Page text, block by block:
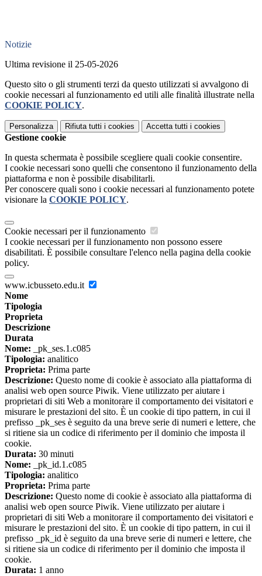
Notizie
Ultima revisione il 25-05-2026
Questo sito o gli strumenti terzi da questo utilizzati si avvalgono di
cookie necessari al funzionamento ed utili alle finalità illustrate nella
COOKIE POLICY.
Personalizza Rifiuta tutti i cookies Accetta tutti i cookies
Gestione cookie
In questa schermata è possibile scegliere quali cookie consentire.
I cookie necessari sono quelli che consentono il funzionamento della
piattaforma e non è possibile disabilitarli.
Per conoscere quali sono i cookie necessari al funzionamento potete
visionare la COOKIE POLICY.
Cookie necessari per il funzionamento
I cookie necessari per il funzionamento non possono essere
disabilitati. È possibile consultare l'elenco nella pagina della cookie
policy.
www.icbusseto.edu.it
Nome
Tipologia
Proprieta
Descrizione
Durata
Nome: _pk_ses.1.c085
Tipologia: analitico
Proprieta: Prima parte
Descrizione: Questo nome di cookie è associato alla piattaforma di
analisi web open source Piwik. Viene utilizzato per aiutare i
proprietari di siti Web a monitorare il comportamento dei visitatori e
misurare le prestazioni del sito. È un cookie di tipo pattern, in cui il
prefisso _pk_ses è seguito da una breve serie di numeri e lettere, che
si ritiene sia un codice di riferimento per il dominio che imposta il
cookie.
Durata: 30 minuti
Nome: _pk_id.1.c085
Tipologia: analitico
Proprieta: Prima parte
Descrizione: Questo nome di cookie è associato alla piattaforma di
analisi web open source Piwik. Viene utilizzato per aiutare i
proprietari di siti Web a monitorare il comportamento dei visitatori e
misurare le prestazioni del sito. È un cookie di tipo pattern, in cui il
prefisso _pk_id è seguito da una breve serie di numeri e lettere, che
si ritiene sia un codice di riferimento per il dominio che imposta il
cookie.
Durata: 1 anno